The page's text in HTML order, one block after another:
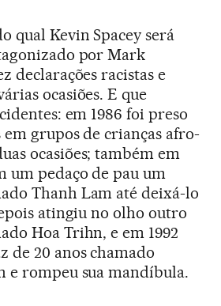
qual Kevin Spacey será
por Mark
declarações racistas e
ocasiões. E que
em 1986 foi preso
grupos de crianças afro-
ocasiões; também em
um pedaço de pau um
Thanh Lam até deixá-lo
atingiu no olho outro
Hoa Trihn, e em 1992
de 20 anos chamado
e rompeu sua mandíbula.